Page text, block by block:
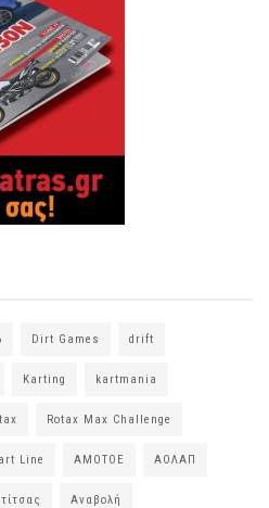
Dirt Games drift
Karting kartmania
Rotax Max Challenge
Line ΑΜΟΤΟΕ ΑΟΛΑΠ
Αναβολή